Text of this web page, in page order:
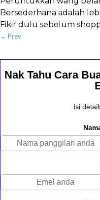
Bersederhana adalah
Fikir dulu sebelum
← Prev
Nak Tahu Cara
Isi